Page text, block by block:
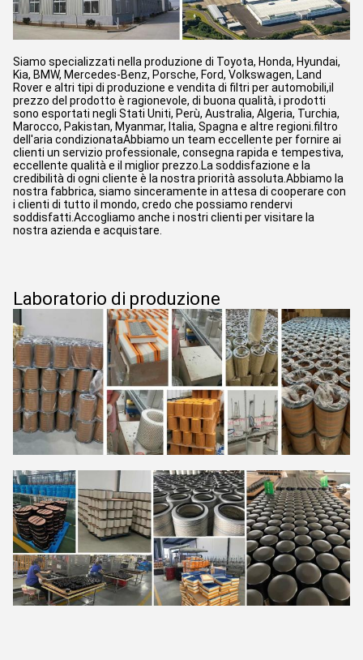
Siamo specializzati nella produzione di Toyota, Honda, Hyundai,
Kia, BMW, Mercedes-Benz, Porsche, Ford, Volkswagen, Land
Rover e altri tipi di produzione e vendita di filtri per automobili,il
prezzo del prodotto è ragionevole, di buona qualità, i prodotti
sono esportati negli Stati Uniti, Perù, Australia, Algeria, Turchia,
Marocco, Pakistan, Myanmar, Italia, Spagna e altre regioni.filtro
dell'aria condizionataAbbiamo un team eccellente per fornire ai
clienti un servizio professionale, consegna rapida e tempestiva,
eccellente qualità e il miglior prezzo.La soddisfazione e la
credibilità di ogni cliente è la nostra priorità assoluta.Abbiamo la
nostra fabbrica, siamo sinceramente in attesa di cooperare con
i clienti di tutto il mondo, credo che possiamo rendervi
soddisfatti.Accogliamo anche i nostri clienti per visitare la
nostra azienda e acquistare.
Laboratorio di produzione